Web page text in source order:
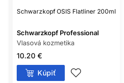
Schwarzkopf OSIS Flatliner 200ml
Schwarzkopf Professional
Vlasová kozmetika
10.20 €
Kúpiť